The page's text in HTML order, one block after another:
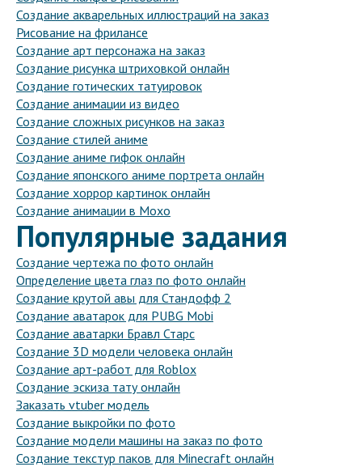
Создание акварельных иллюстраций на заказ
Рисование на фрилансе
Создание арт персонажа на заказ
Создание рисунка штриховкой онлайн
Создание готических татуировок
Создание анимации из видео
Создание сложных рисунков на заказ
Создание стилей аниме
Создание аниме гифок онлайн
Создание японского аниме портрета онлайн
Создание хоррор картинок онлайн
Создание анимации в Мохо
Популярные задания
Создание чертежа по фото онлайн
Определение цвета глаз по фото онлайн
Создание крутой авы для Стандофф 2
Создание аватарок для PUBG Mobi
Создание аватарки Бравл Старс
Создание 3D модели человека онлайн
Создание арт-работ для Roblox
Создание эскиза тату онлайн
Заказать vtuber модель
Создание выкройки по фото
Создание модели машины на заказ по фото
Создание текстур паков для Minecraft онлайн